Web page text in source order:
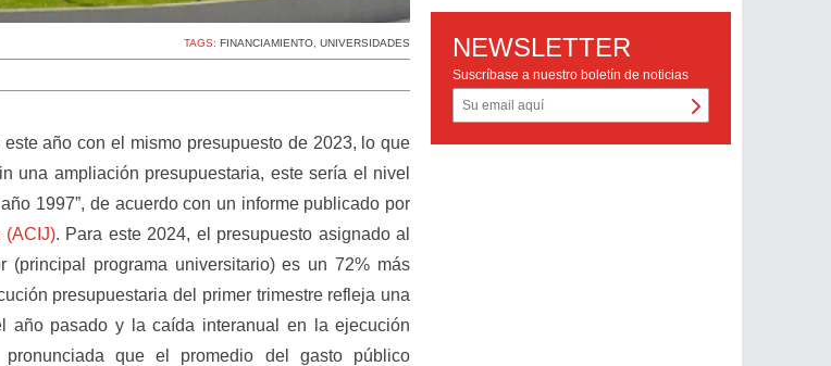
TAGS:FINANCIAMIENTO ,UNIVERSIDADES
año con el mismo presupuesto de 2023, lo que
una ampliación presupuestaria, este sería el nivel
1997”, de acuerdo con un informe publicado por
(ACIJ). Para este 2024, el presupuesto asignado al
(principal programa universitario) es un 72% más
presupuestaria del primer trimestre refleja una
año pasado y la caída interanual en la ejecución
que el promedio del gasto público
NEWSLETTER
Suscríbase a nuestro boletín de noticias